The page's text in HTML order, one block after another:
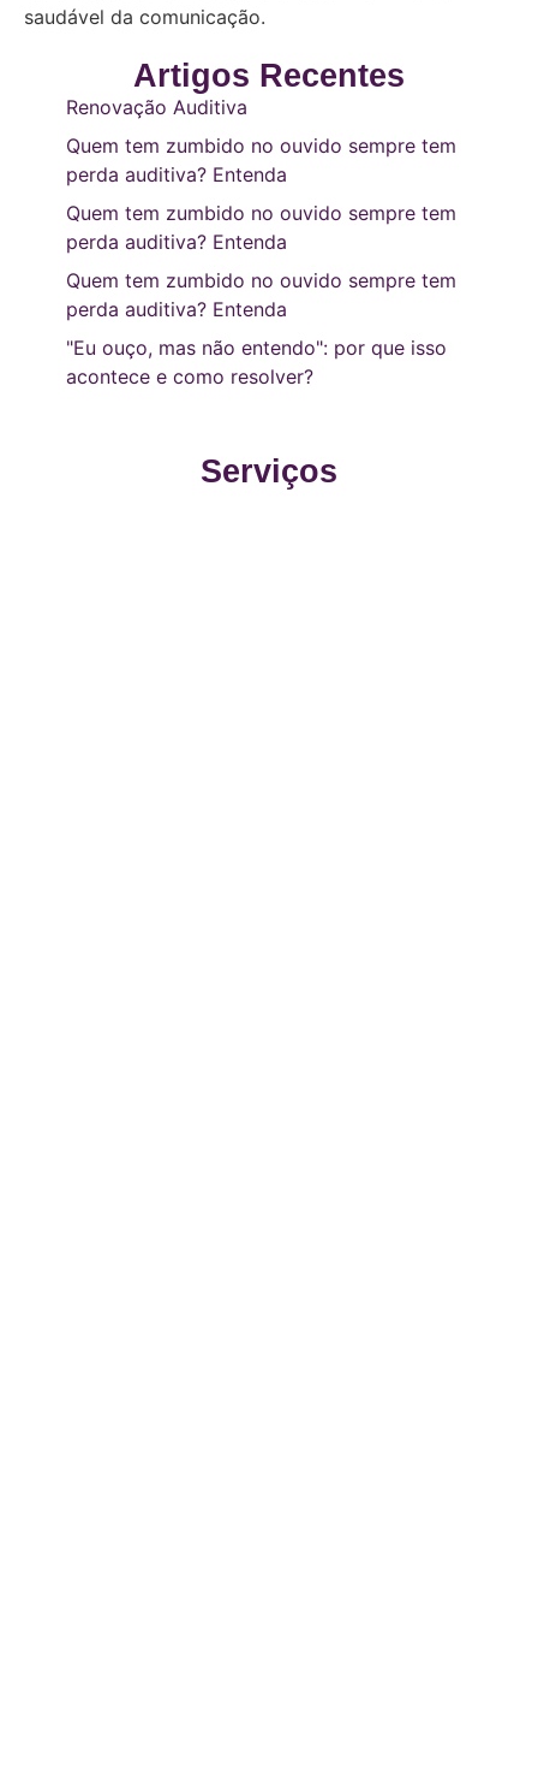
saudável da comunicação.
Artigos Recentes
Renovação Auditiva
Quem tem zumbido no ouvido sempre tem
perda auditiva? Entenda
Quem tem zumbido no ouvido sempre tem
perda auditiva? Entenda
Quem tem zumbido no ouvido sempre tem
perda auditiva? Entenda
"Eu ouço, mas não entendo": por que isso
acontece e como resolver?
Serviços